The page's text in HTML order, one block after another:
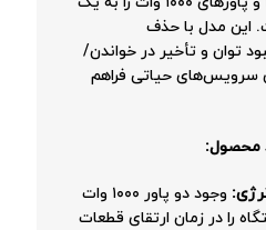
این مدل با حذف
توان و تأخیر در خواندن/
سرویس‌های حیاتی فراهم
وجود دو پاور ۱۰۰۰ وات
را در زمان ارتقای قطعات